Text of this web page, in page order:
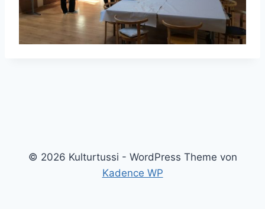
© 2026 Kulturtussi - WordPress Theme von
Kadence WP